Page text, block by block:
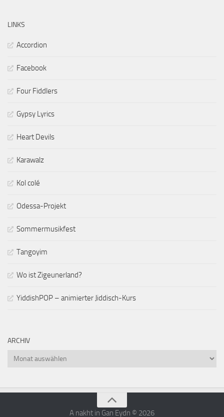
LINKS
Accordion
Facebook
Four Fiddlers
Gypsy Lyrics
Heart Devils
Karawalz
Kol colé
Odessa-Projekt
Sommermusikfest
Tangoyim
Wo ist Zigeunerland?
YiddishPOP – animierter Jiddisch-Kurs
ARCHIV
Archiv
A nakht in Gan Eydn © 2026